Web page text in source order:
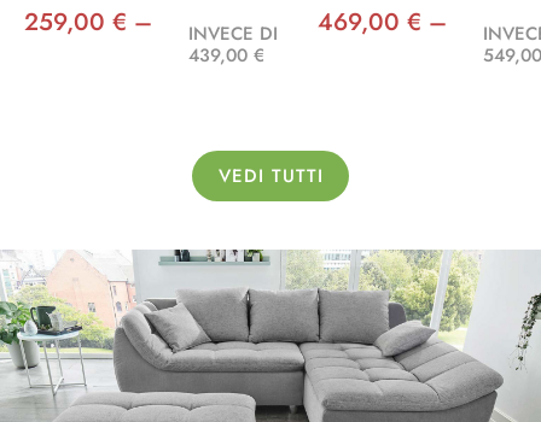
259,00 € –
INVECE DI
439,00 €
469,00 € –
VEDI TUTTI